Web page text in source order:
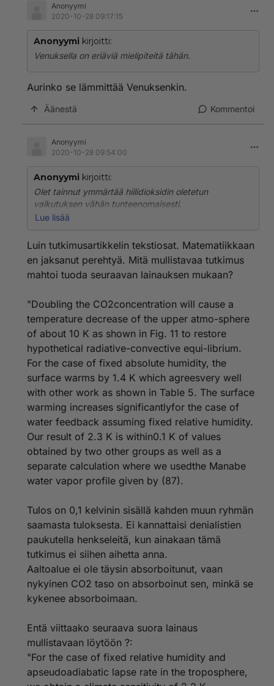
Anonyymi
2020-10-28 09:17:15
Anonyymi kirjoitti:
Venuksella on eriäviä mielipiteitä tähän.
Aurinko se lämmittää Venuksenkin.
Äänestä Kommentoi
Anonyymi
2020-10-28 09:54:00
Anonyymi kirjoitti:
Olet tainnut ymmärtää hiilidioksidin oletetun
vaikutuksen vähän tunteenomaisesti.
absorboituu täysin ulakehään, niin sitä absorboivan, tai
kyseisen aaltoalueen absorptiota.
kuvataan oletetulla logaritmisella mallilla, joka
periaatteessa sallii rajattomat pitoisuudet, ja jota on
jouduttu korjaamaan toistuvasti jotta se soveltuisi
paremmin edes jo tapahtuneelle muutokselle.
Näissäkin, joskus uskonnollisiksi muotoutuneissa
keskusteluissa, olisi syytä muistaa, että ilmaston
muutoksesta on esitetty erilaisia vaihtoehtoja, mitään,
faktaa, joten on hieman alkeellista esittää omaa
mielipidettään Jumalana, joka pelkällä
olemassaolollaan voisi poissulkea vaihtoehtoiset
näkemykset.
Lue lisää
Luin tutkimusartikkelin tekstiosat. Matematiikkaan
en jaksanut perehtyä. Mitä mullistavaa tutkimus
mahtoi tuoda seuraavan lainauksen mukaan?
"Doubling the CO2concentration will cause a
temperature decrease of the upper atmo-sphere
of about 10 K as shown in Fig. 11 to restore
hypothetical radiative-convective equi-librium.
For the case of fixed absolute humidity, the
surface warms by 1.4 K which agreesvery well
with other work as shown in Table 5. The surface
warming increases significantlyfor the case of
water feedback assuming fixed relative humidity.
Our result of 2.3 K is within0.1 K of values
obtained by two other groups as well as a
separate calculation where we usedthe Manabe
water vapor profile given by (87).
Tulos on 0,1 kelvinin sisällä kahden muun ryhmän
saamasta tuloksesta. Ei kannattaisi denialistien
paukutella henkseleitä, kun ainakaan tämä
tutkimus ei siihen aihetta anna.
Aaltoalue ei ole täysin absorboitunut, vaan
nykyinen CO2 taso on absorboinut sen, minkä se
kykenee absorboimaan.
Entä viittaako seuraava suora lainaus
mullistavaan löytöön ?:
"For the case of fixed relative humidity and
apseudoadiabatic lapse rate in the troposphere,